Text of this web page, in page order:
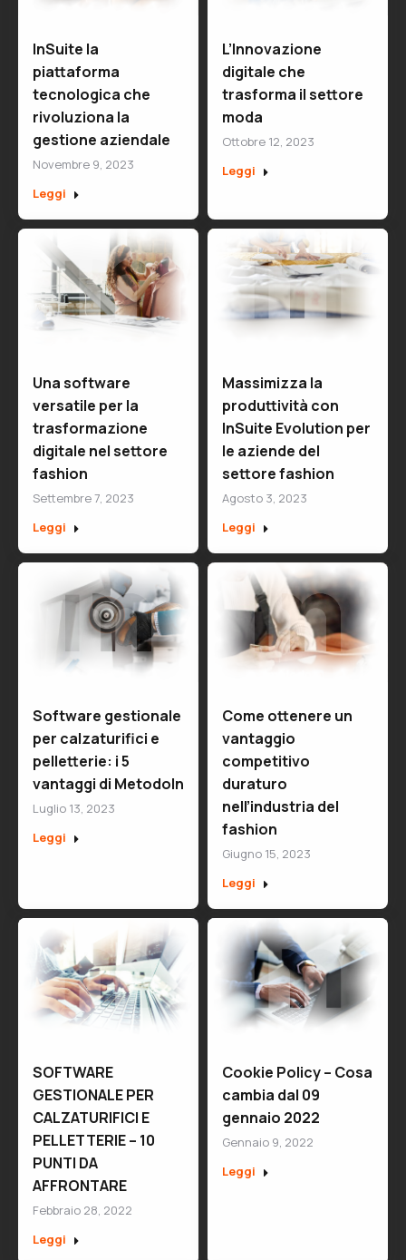
InSuite la
piattaforma
tecnologica che
rivoluziona la
gestione aziendale
Novembre 9, 2023
Leggi
L’Innovazione
digitale che
trasforma il settore
moda
Ottobre 12, 2023
Leggi
Una software
versatile per la
trasformazione
digitale nel settore
fashion
Settembre 7, 2023
Leggi
Massimizza la
produttività con
InSuite Evolution per
le aziende del
settore fashion
Agosto 3, 2023
Leggi
Software gestionale
per calzaturifici e
pelletterie: i 5
vantaggi di MetodoIn
Luglio 13, 2023
Leggi
Come ottenere un
vantaggio
competitivo
duraturo
nell’industria del
fashion
Giugno 15, 2023
Leggi
SOFTWARE
GESTIONALE PER
CALZATURIFICI E
PELLETTERIE – 10
PUNTI DA
AFFRONTARE
Febbraio 28, 2022
Leggi
Cookie Policy – Cosa
cambia dal 09
gennaio 2022
Gennaio 9, 2022
Leggi